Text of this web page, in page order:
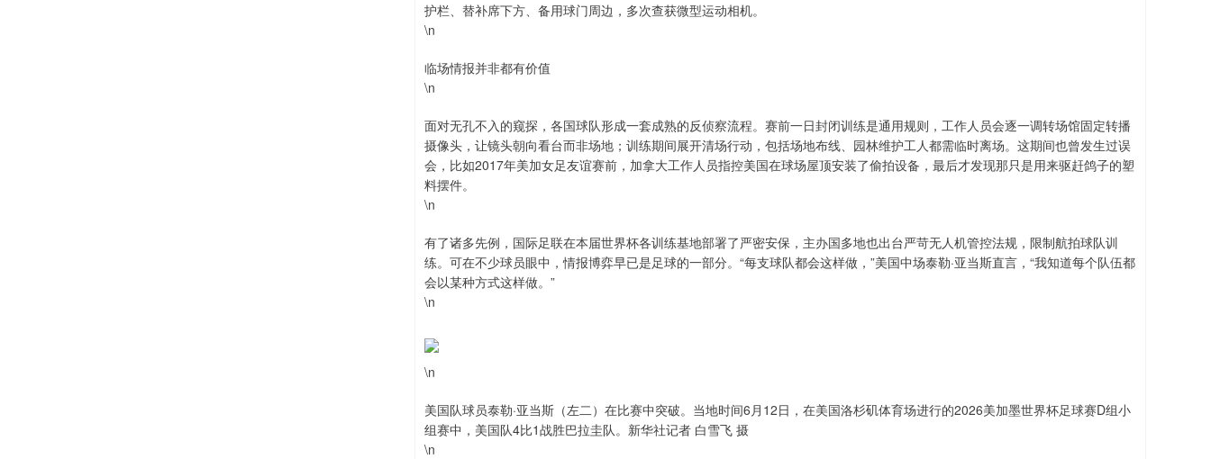
护栏、替补席下方、备用球门周边，多次查获微型运动相机。
\n
临场情报并非都有价值
\n
面对无孔不入的窥探，各国球队形成一套成熟的反侦察流程。赛前一日封闭训练是通用规则，工作人员会逐一调转场馆固定转播
摄像头，让镜头朝向看台而非场地；训练期间展开清场行动，包括场地布线、园林维护工人都需临时离场。这期间也曾发生过误
会，比如2017年美加女足友谊赛前，加拿大工作人员指控美国在球场屋顶安装了偷拍设备，最后才发现那只是用来驱赶鸽子的塑
料摆件。
\n
有了诸多先例，国际足联在本届世界杯各训练基地部署了严密安保，主办国多地也出台严苛无人机管控法规，限制航拍球队训
练。可在不少球员眼中，情报博弈早已是足球的一部分。“每支球队都会这样做，”美国中场泰勒·亚当斯直言，“我知道每个队伍都
会以某种方式这样做。”
\n
\n
美国队球员泰勒·亚当斯（左二）在比赛中突破。当地时间6月12日，在美国洛杉矶体育场进行的2026美加墨世界杯足球赛D组小
组赛中，美国队4比1战胜巴拉圭队。新华社记者 白雪飞 摄
\n